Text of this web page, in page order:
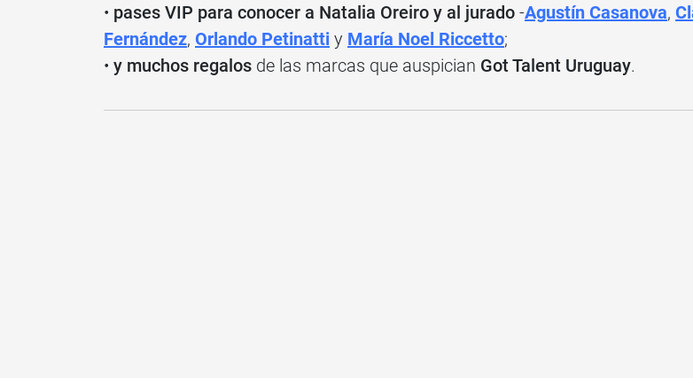
• pases VIP para conocer a Natalia Oreiro y al jurado -Agustín Casanova,
Fernández, Orlando Petinatti y María Noel Riccetto;
• y muchos regalos de las marcas que auspician Got Talent Uruguay.